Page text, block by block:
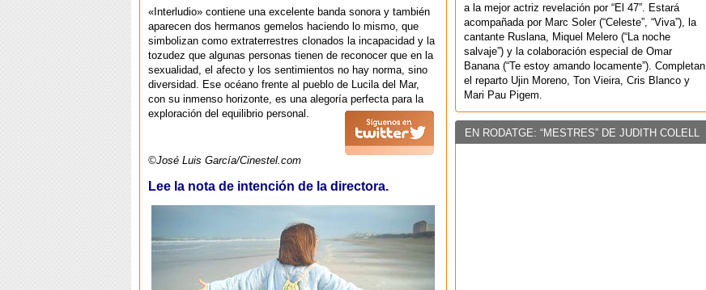
«Interludio» contiene una excelente banda sonora y también
aparecen dos hermanos gemelos haciendo lo mismo, que
simbolizan como extraterrestres clonados la incapacidad y la
tozudez que algunas personas tienen de reconocer que en la
sexualidad, el afecto y los sentimientos no hay norma, sino
diversidad. Ese océano frente al pueblo de Lucila del Mar,
con su inmenso horizonte, es una alegoría perfecta para la
exploración del equilibrio personal.
©José Luis García/Cinestel.com
Lee la nota de intención de la directora.
a la mejor actriz revelación por “El 47”. Estará
acompañada por Marc Soler (“Celeste”, “Viva”), la
cantante Ruslana, Miquel Melero (“La noche
salvaje”) y la colaboración especial de Omar
Banana (“Te estoy amando locamente”). Completan
el reparto Ujin Moreno, Ton Vieira, Cris Blanco y
Mari Pau Pigem.
EN RODATGE: “MESTRES” DE JUDITH COLELL